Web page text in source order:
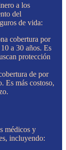
a los
del
de vida:
cobertura por
a 30 años. Es
protección
de por
Es más costoso,
médicos y
incluyendo: